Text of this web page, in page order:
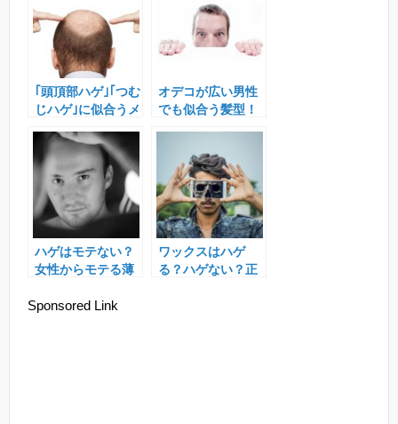
｢頭頂部ハゲ｣｢つむ
じハゲ｣に似合うメ
オデコが広い男性
でも似合う髪型！
ハゲはモテない？
女性からモテる薄
は？
ワックスはハゲ
る？ハゲない？正
Sponsored Link